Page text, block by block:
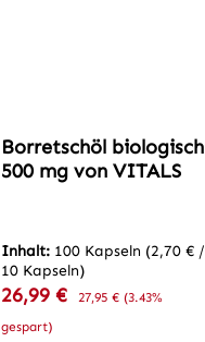
Borretschöl biologisch
500 mg von VITALS
Inhalt: 100 Kapseln (2,70 € /
10 Kapseln)
Verkaufspreis:
26,99 € Regulärer Preis:
27,95 € (3.43%
gespart)